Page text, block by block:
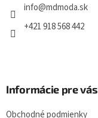
info@mdmoda.sk
+421 918 568 442
Informácie pre vás
Obchodné podmienky